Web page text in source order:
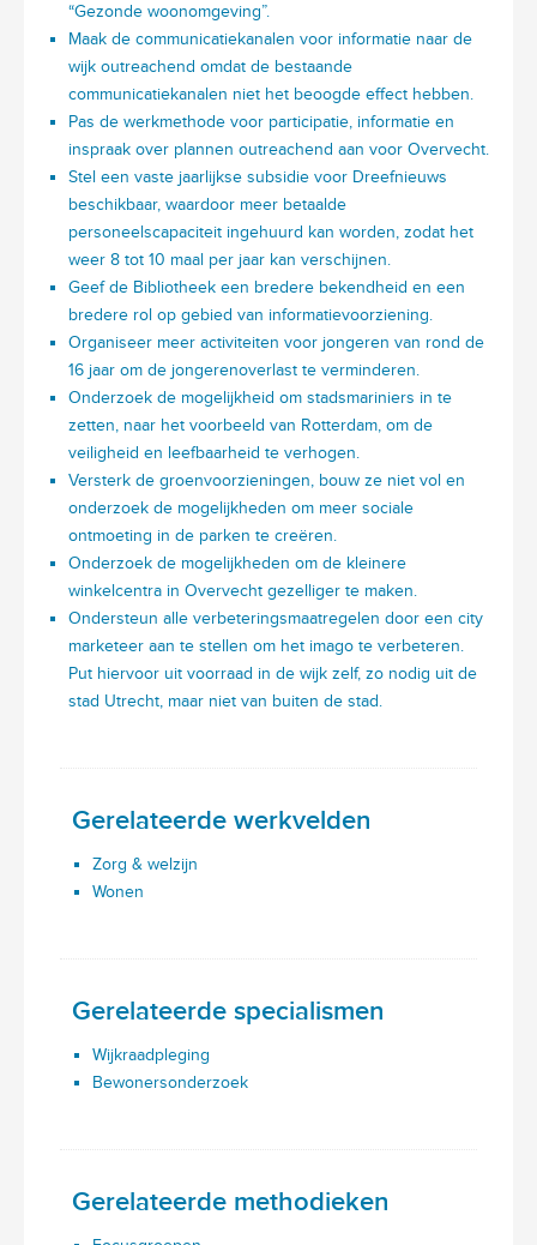
“Gezonde woonomgeving”.
Maak de communicatiekanalen voor informatie naar de
wijk outreachend omdat de bestaande
communicatiekanalen niet het beoogde effect hebben.
Pas de werkmethode voor participatie, informatie en
inspraak over plannen outreachend aan voor Overvecht.
Stel een vaste jaarlijkse subsidie voor Dreefnieuws
beschikbaar, waardoor meer betaalde
personeelscapaciteit ingehuurd kan worden, zodat het
weer 8 tot 10 maal per jaar kan verschijnen.
Geef de Bibliotheek een bredere bekendheid en een
bredere rol op gebied van informatievoorziening.
Organiseer meer activiteiten voor jongeren van rond de
16 jaar om de jongerenoverlast te verminderen.
Onderzoek de mogelijkheid om stadsmariniers in te
zetten, naar het voorbeeld van Rotterdam, om de
veiligheid en leefbaarheid te verhogen.
Versterk de groenvoorzieningen, bouw ze niet vol en
onderzoek de mogelijkheden om meer sociale
ontmoeting in de parken te creëren.
Onderzoek de mogelijkheden om de kleinere
winkelcentra in Overvecht gezelliger te maken.
Ondersteun alle verbeteringsmaatregelen door een city
marketeer aan te stellen om het imago te verbeteren.
Put hiervoor uit voorraad in de wijk zelf, zo nodig uit de
stad Utrecht, maar niet van buiten de stad.
Gerelateerde werkvelden
Zorg & welzijn
Wonen
Gerelateerde specialismen
Wijkraadpleging
Bewonersonderzoek
Gerelateerde methodieken